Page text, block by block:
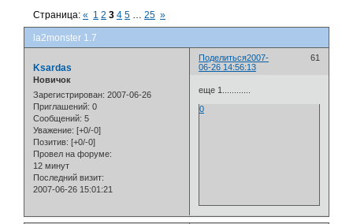
la2monster 1.7
Страница:« 1 2 3 4 5 … 25 »
Поделиться 61
2007-
06-26 14:56:13
Ksardas
Новичок
Зарегистрирован: 2007-06-26
Приглашений: 0
Сообщений: 5
Уважение: [+0/-0]
Позитив: [+0/-0]
Провел на форуме:
12 минут
Последний визит:
2007-06-26 15:01:21
еще 1............
0